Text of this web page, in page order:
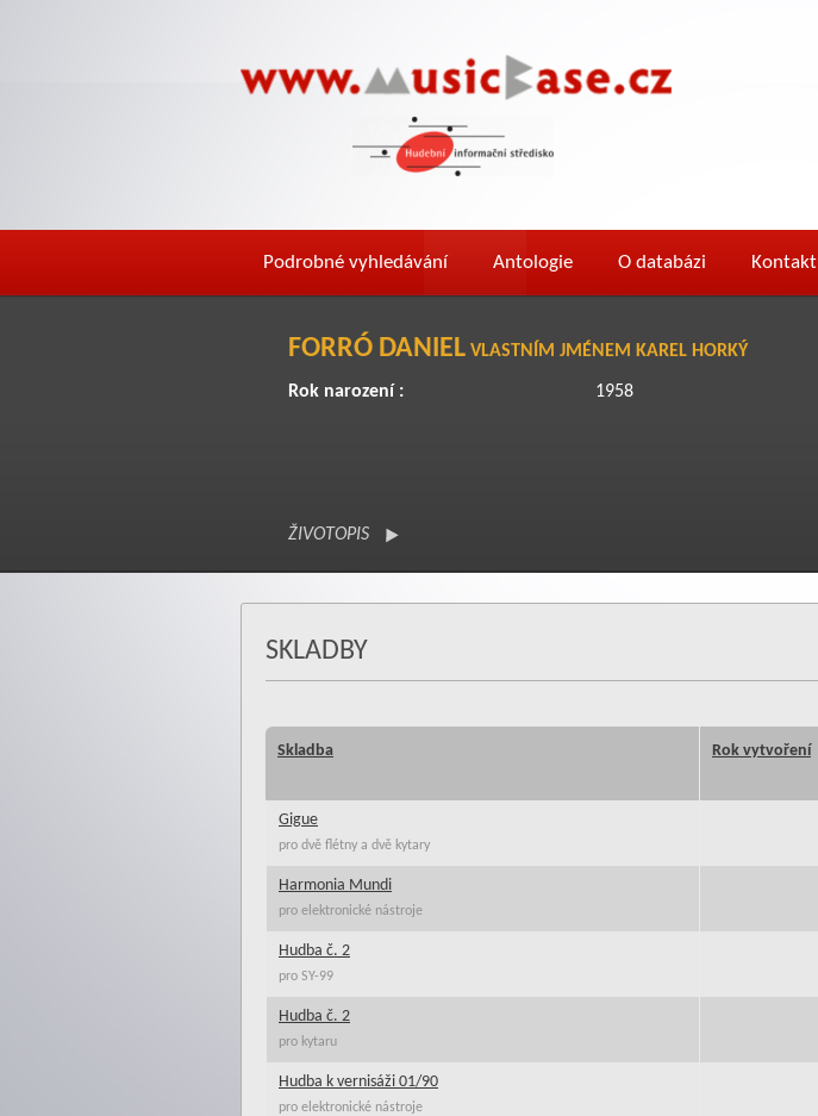
Podrobné vyhledávání Antologie O databázi Kontakt
FORRÓ DANIEL VLASTNÍM JMÉNEM KAREL HORKÝ
Rok narození : 1958
ŽIVOTOPIS
SKLADBY
Skladba Rok vytvoření
Gigue
pro dvě flétny a dvě kytary
Harmonia Mundi
pro elektronické nástroje
Hudba č. 2
pro SY-99
Hudba č. 2
pro kytaru
Hudba k vernisáži 01/90
pro elektronické nástroje